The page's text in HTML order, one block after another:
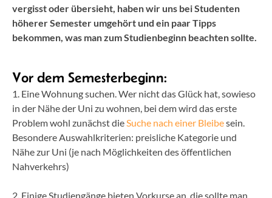
vergisst oder übersieht, haben wir uns bei Studenten
höherer Semester umgehört und ein paar Tipps
bekommen, was man zum Studienbeginn beachten sollte.
Vor dem Semesterbeginn:
1. Eine Wohnung suchen. Wer nicht das Glück hat, sowieso
in der Nähe der Uni zu wohnen, bei dem wird das erste
Problem wohl zunächst die Suche nach einer Bleibesein.
Besondere Auswahlkriterien: preisliche Kategorie und
Nähe zur Uni (je nach Möglichkeiten des öffentlichen
Nahverkehrs)
2. Einige Studiengänge bieten Vorkurse an, die sollte man